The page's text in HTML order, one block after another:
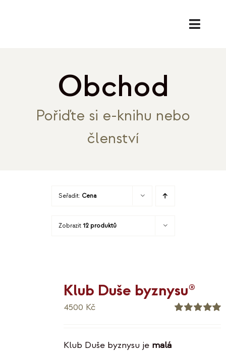
Obchod
Pořiďte si e-knihu nebo
členství
Seřadit: Cena
Zobrazit 12 produktů
Klub Duše byznysu®
4500 Kč
Klub Duše byznysu je malá